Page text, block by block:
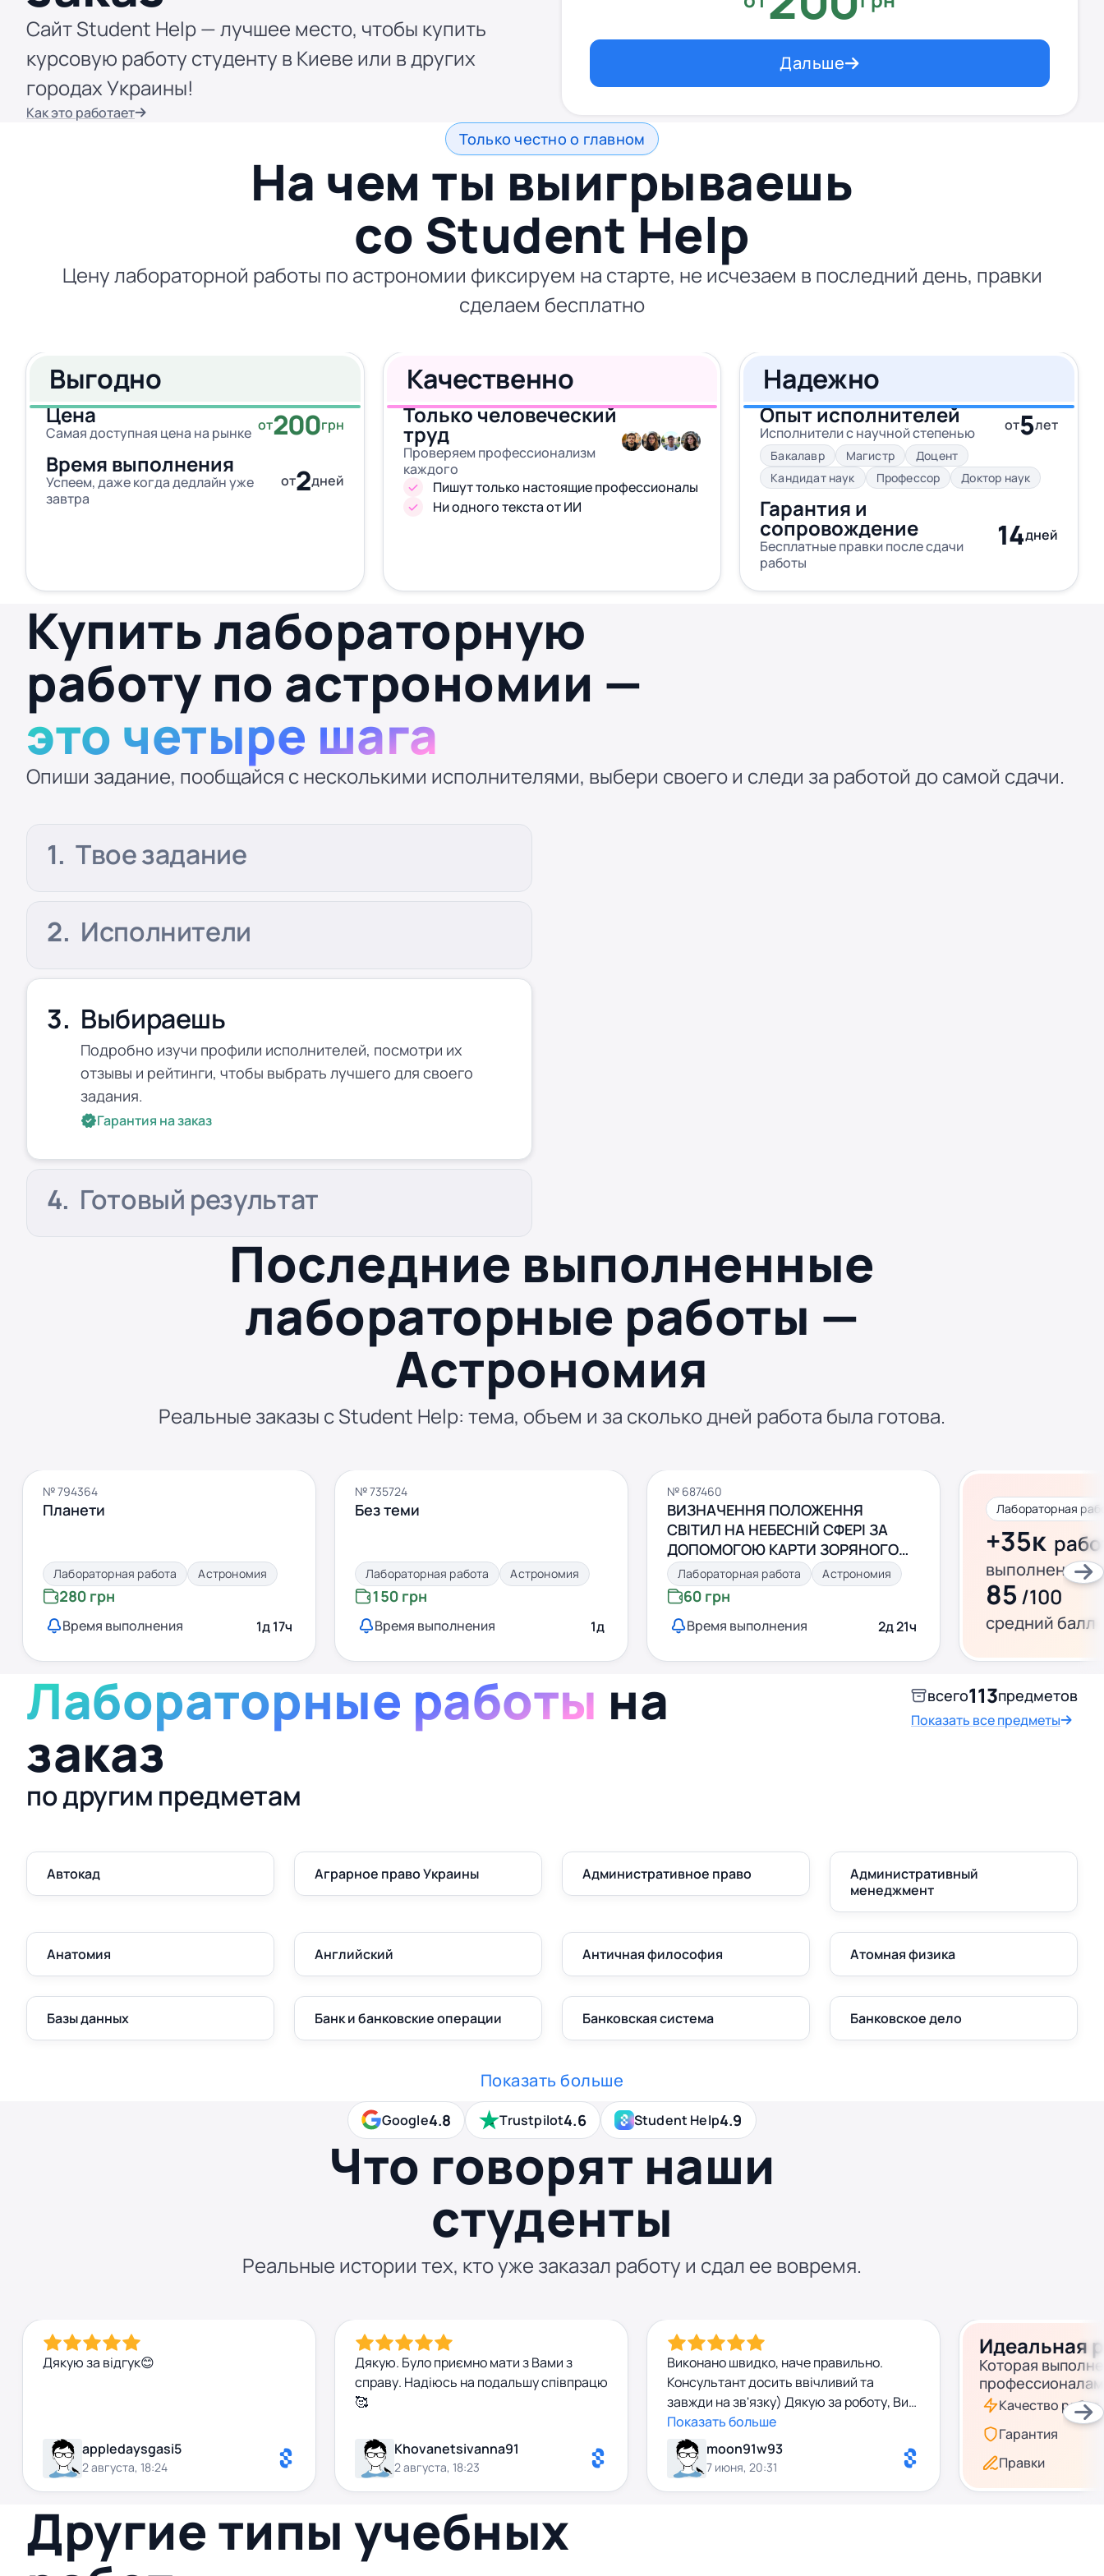
Сайт Student Help — лучшее место, чтобы купить
курсовую работу студенту в Киеве или в других
городах Украины!
Как это работает
Дальше
Только честно о главном
На чем ты выигрываешь
со Student Help
Цену лабораторной работы по астрономии фиксируем на старте, не исчезаем в последний день, правки
сделаем бесплатно
Выгодно
Цена
Самая доступная цена на рынке от200грн
Время выполнения
Успеем, даже когда дедлайн уже
завтра
от2дней
Качественно
Только человеческий
труд
Проверяем профессионализм
каждого
Пишут только настоящие профессионалы
Ни одного текста от ИИ
Надежно
Опыт исполнителей
Исполнители с научной степенью от5лет
Бакалавр Магистр
Доцент
Кандидат наук
Профессор Доктор наук
Гарантия и
сопровождение
Бесплатные правки после сдачи
работы
14дней
Купить лабораторную
работу по астрономии —
это четыре шага
Опиши задание, пообщайся с несколькими исполнителями, выбери своего и следи за работой до самой сдачи.
Твое задание
Исполнители
Выбираешь
Подробно изучи профили исполнителей, посмотри их
отзывы и рейтинги, чтобы выбрать лучшего для своего
задания.
Гарантия на заказ
Готовый результат
Последние выполненные
лабораторные работы —
Астрономия
Реальные заказы с Student Help: тема, объем и за сколько дней работа была готова.
№ 794364
Планети
Лабораторная работа Астрономия
280 грн
Время выполнения 1д 17ч
№ 735724
Без теми
Лабораторная работа Астрономия
150 грн
Время выполнения 1д
№ 687460
ВИЗНАЧЕННЯ ПОЛОЖЕННЯ
СВІТИЛ НА НЕБЕСНІЙ СФЕРІ ЗА
ДОПОМОГОЮ КАРТИ ЗОРЯНОГО
НЕБА
Лабораторная работа Астрономия
60 грн
Время выполнения 2д 21ч
Лабораторная
+35к
выполнено за
85/100
средний балл
Лабораторные работы на
заказ
по другим предметам
всего113предметов
Показать все предметы
Автокад Аграрное право Украины Административное право
Административный
менеджмент
Анатомия Английский Античная философия Атомная физика
Базы данных Банк и банковские операции Банковская система Банковское дело
Показать больше
Google4.8 Trustpilot4.6 Student Help4.9
Что говорят наши
студенты
Реальные истории тех, кто уже заказал работу и сдал ее вовремя.
Дякую за відгук😊
appledaysgasi5
2 августа, 18:24
Дякую. Було приємно мати з Вами з
справу. Надіюсь на подальшу співпрацю
🥰
Khovanetsivanna91
2 августа, 18:23
Виконано швидко, наче правильно.
Консультант досить ввічливий та
завжди на зв'язку) Дякую за роботу, Ви
супер!)
Показать больше
moon91w93
7 июня, 20:31
Идеальная
Которая
Качество работ
Гарантия
Правки
Другие типы учебных